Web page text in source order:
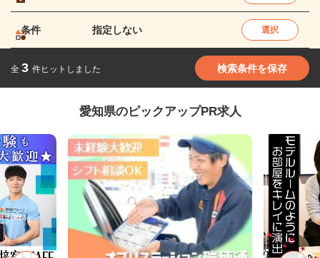
条件 指定しない 選択
全 3 件ヒットしました 検索条件を保存
愛知県のピックアップPR求人